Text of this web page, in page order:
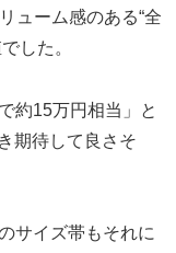
ューム感のある“全
した。
約15万円相当」と
期待して良さそ
サイズ帯もそれに